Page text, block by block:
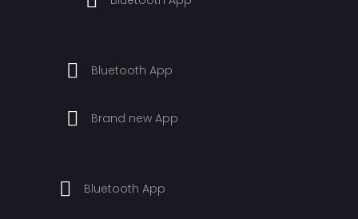
Bluetooth App
Brand new App
Bluetooth App